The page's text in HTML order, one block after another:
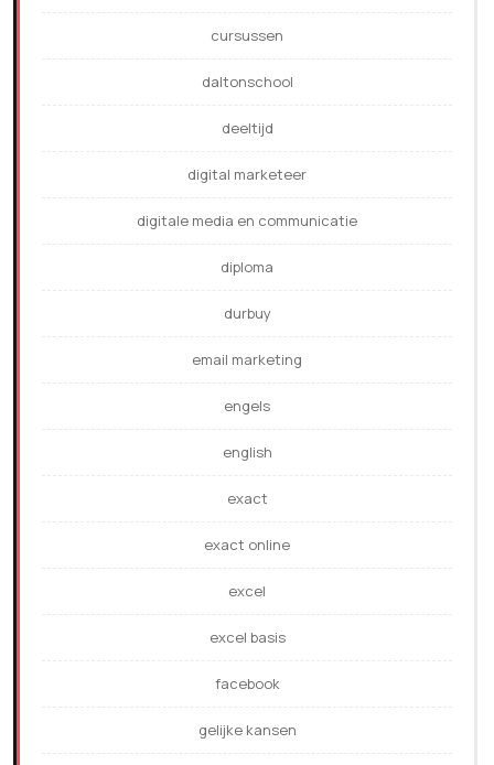
cursussen
daltonschool
deeltijd
digital marketeer
digitale media en communicatie
diploma
durbuy
email marketing
engels
english
exact
exact online
excel
excel basis
facebook
gelijke kansen